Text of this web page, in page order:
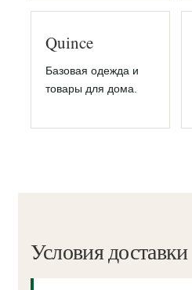
Quince
Базовая одежда и
товары для дома.
Условия доставки